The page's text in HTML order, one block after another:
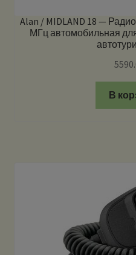
Alan / MIDLAND 18 —
МГц автомобильная
В